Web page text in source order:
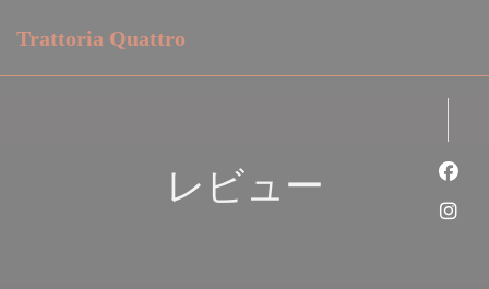
Trattoria Quattro
レビュー